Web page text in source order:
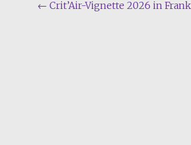
Navigation
← Crit’Air-Vignette 2026 in